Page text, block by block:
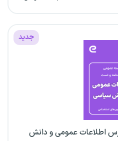
جدید
اطلاعات عمومی و دانش